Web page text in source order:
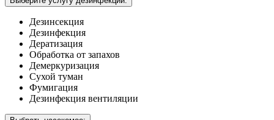
Дезинсекция
Дезинфекция
Дератизация
Обработка от запахов
Демеркуризация
Сухой туман
Фумигация
Дезинфекция вентиляции